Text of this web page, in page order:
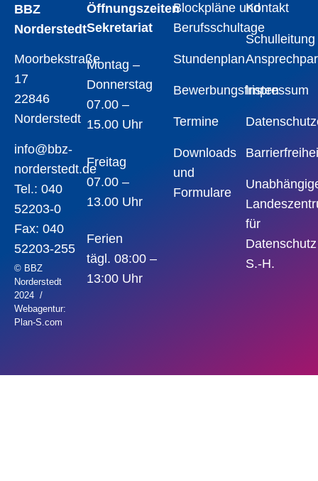
BBZ
Norderstedt
Moorbekstraße
17
22846
Norderstedt
info@bbz-
norderstedt.de
Tel.: 040
52203-0
Fax: 040
52203-255
© BBZ
Norderstedt
2024 /
Webagentur:
Plan-S.com
Öffnungszeiten
Sekretariat
Montag –
Donnerstag
07.00 –
15.00 Uhr
Freitag
07.00 –
13.00 Uhr
Ferien
tägl. 08:00 –
13:00 Uhr
Blockpläne und
Berufsschultage
Stundenplan
Bewerbungsfristen
Termine
Downloads
und
Formulare
Kontakt
Impressum
für
Datenschutz
S.-H.